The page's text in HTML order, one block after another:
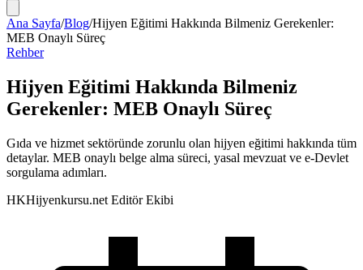
Ana Sayfa/Blog/Hijyen Eğitimi Hakkında Bilmeniz Gerekenler:
MEB Onaylı Süreç
Rehber
Hijyen Eğitimi Hakkında Bilmeniz
Gerekenler: MEB Onaylı Süreç
Gıda ve hizmet sektöründe zorunlu olan hijyen eğitimi hakkında tüm
detaylar. MEB onaylı belge alma süreci, yasal mevzuat ve e-Devlet
sorgulama adımları.
HKHijyenkursu.net Editör Ekibi